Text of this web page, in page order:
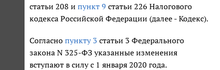
статьи 208 и пункт 9 статьи 226 Налогового
кодекса Российской Федерации (далее - Кодекс).
Согласно пункту 3 статьи 3 Федерального
закона N 325-ФЗ указанные изменения
вступают в силу с 1 января 2020 года.